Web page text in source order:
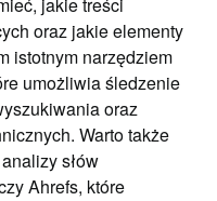
oraz jakie elementy
istotnym narzędziem
umożliwia śledzenie
oraz
Warto także
słów
Ahrefs, które